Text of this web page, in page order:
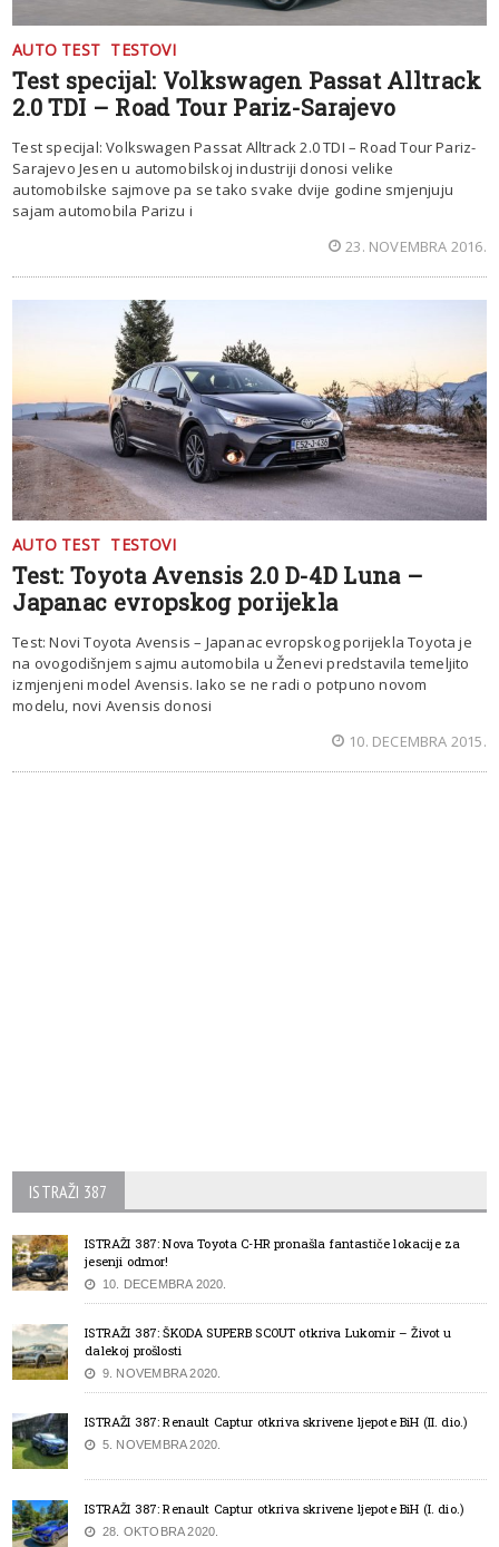
AUTO TEST TESTOVI
Test specijal: Volkswagen Passat Alltrack
2.0 TDI – Road Tour Pariz-Sarajevo
Test specijal: Volkswagen Passat Alltrack 2.0 TDI – Road Tour Pariz-
Sarajevo Jesen u automobilskoj industriji donosi velike
automobilske sajmove pa se tako svake dvije godine smjenjuju
sajam automobila Parizu i
23. NOVEMBRA 2016.
AUTO TEST TESTOVI
Test: Toyota Avensis 2.0 D-4D Luna –
Japanac evropskog porijekla
Test: Novi Toyota Avensis – Japanac evropskog porijekla Toyota je
na ovogodišnjem sajmu automobila u Ženevi predstavila temeljito
izmjenjeni model Avensis. Iako se ne radi o potpuno novom
modelu, novi Avensis donosi
10. DECEMBRA 2015.
ISTRAŽI 387
ISTRAŽI 387: Nova Toyota C-HR pronašla fantastiče lokacije za
jesenji odmor!
10. DECEMBRA 2020.
ISTRAŽI 387: ŠKODA SUPERB SCOUT otkriva Lukomir – Život u
dalekoj prošlosti
9. NOVEMBRA 2020.
ISTRAŽI 387: Renault Captur otkriva skrivene ljepote BiH (II. dio.)
5. NOVEMBRA 2020.
ISTRAŽI 387: Renault Captur otkriva skrivene ljepote BiH (I. dio.)
28. OKTOBRA 2020.